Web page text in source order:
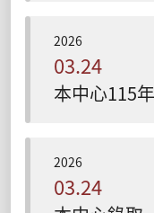
2026
03.24
2026
03.24